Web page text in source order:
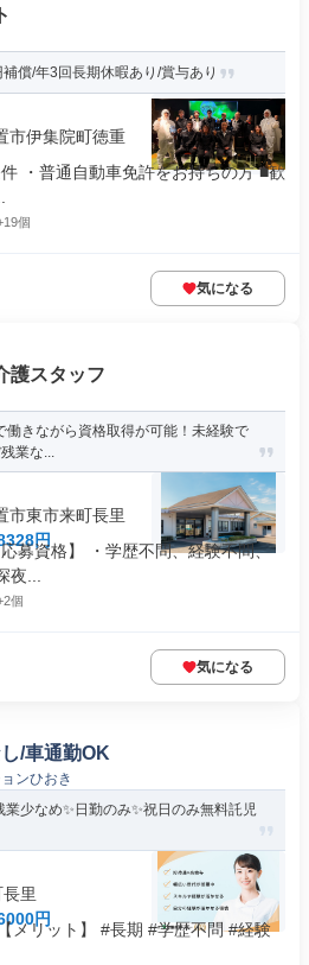
償/年3回長期休暇あり/賞与あり
市伊集院町徳重
・普通自動車免許をお持ちの方 ■歓
個
気になる
護スタッフ
働きながら資格取得が可能！未経験で
業な...
市東市来町長里
円
募資格】 ・学歴不問、経験不問、
...
個
気になる
/車通勤OK
ンひおき
業少なめ✨日勤のみ✨祝日のみ無料託児
里
円
メリット】 #長期 #学歴不問 #経験